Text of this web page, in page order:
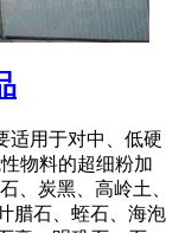
适用于对中、低硬
物料的超细粉加
、炭黑、高岭土、
腊石、蛭石、海泡